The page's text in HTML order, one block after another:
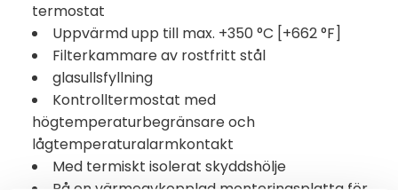
termostat
Uppvärmd upp till max. +350 °C [+662 °F]
Filterkammare av rostfritt stål
glasullsfyllning
Kontrolltermostat med
högtemperaturbegränsare och
lågtemperaturalarmkontakt
Med termiskt isolerat skyddshölje